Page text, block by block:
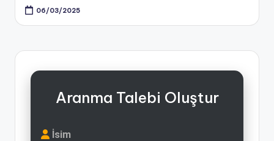
06/03/2025
Aranma Talebi Oluştur
İsim